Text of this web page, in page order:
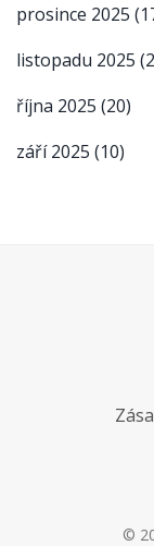
prosince 2025
listopadu 2025
října 2025 (20)
září 2025 (10)
©